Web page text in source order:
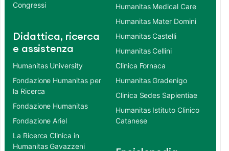
Congressi
Didattica, ricerca
e assistenza
Humanitas University
Fondazione Humanitas per
la Ricerca
Fondazione Humanitas
Fondazione Ariel
La Ricerca Clinica in
Humanitas Gavazzeni
Humanitas Medical Care
Humanitas Mater Domini
Humanitas Castelli
Humanitas Cellini
Clinica Fornaca
Humanitas Gradenigo
Clinica Sedes Sapientiae
Humanitas Istituto Clinico
Catanese